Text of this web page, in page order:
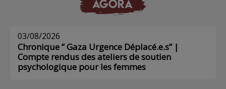
AGORA
03/08/2026
Chronique ” Gaza Urgence Déplacé.e.s” |
Compte rendus des ateliers de soutien
psychologique pour les femmes